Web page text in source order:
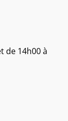
de 14h00 à